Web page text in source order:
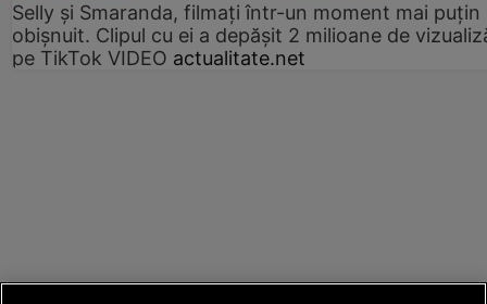
Selly și Smaranda, filmați într-un moment mai puțin
obișnuit. Clipul cu ei a depășit 2 milioane de
pe TikTok VIDEO actualitate.net